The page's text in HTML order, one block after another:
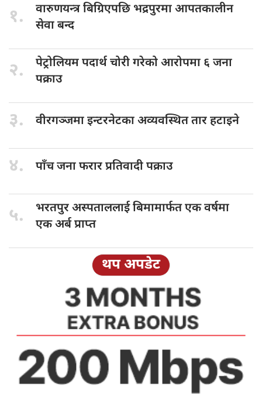
१. वारुणयन्त्र बिग्रिएपछि भद्रपुरमा आपतकालीन
सेवा बन्द
२. पेट्रोलियम पदार्थचोरी गरेको आरोपमा ६ जना
पक्राउ
३. वीरगञ्जमा इन्टरनेटकाअव्यवस्थित तार हटाइने
४. पाँच जनाफरार प्रतिवादी पक्राउ
५. भरतपुर अस्पताललाईबिमामार्फत एक वर्षमा
एक अर्ब प्राप्त
थप अपडेट